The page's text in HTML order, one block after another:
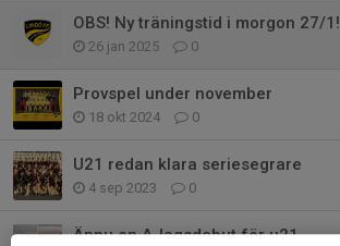
OBS! Ny träningstid i morgon 27/1!
26 jan 2025 0
Provspel under november
18 okt 2024 0
U21 redan klara seriesegrare
4 sep 2023 0
Ännu en A-lagsdebut för u21